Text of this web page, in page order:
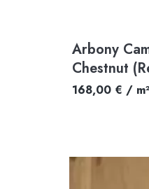
Arbony
Chestnut
168,00 € / m²